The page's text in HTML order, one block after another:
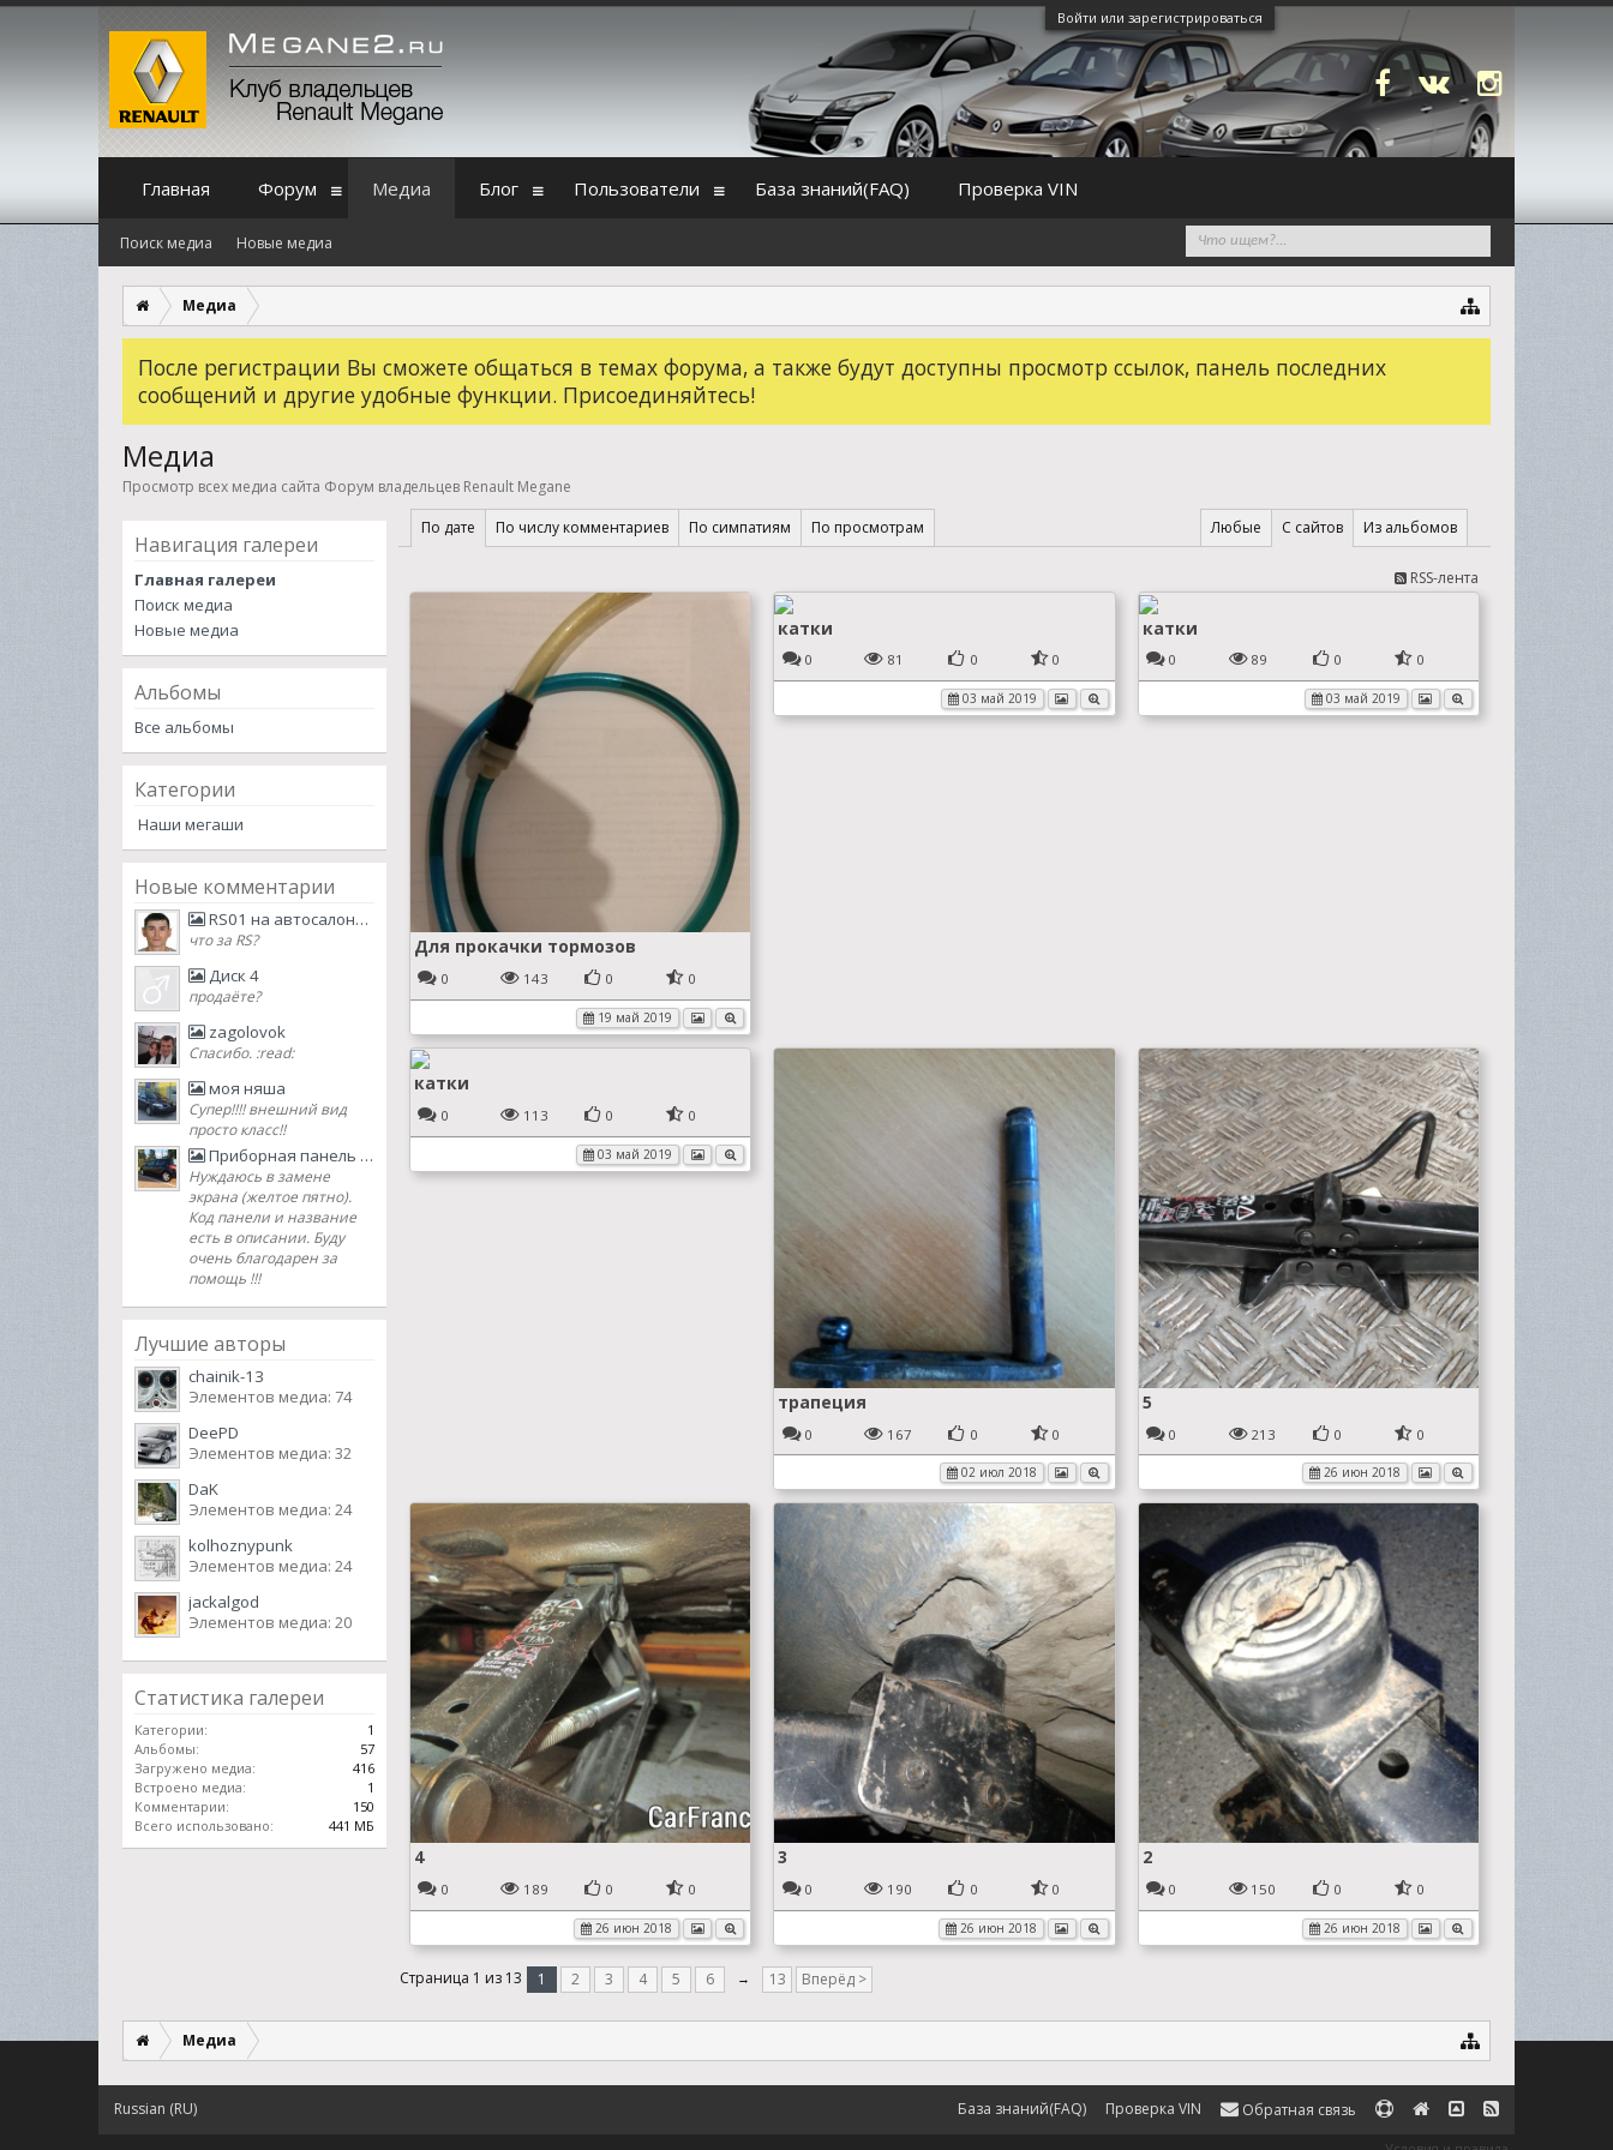
Войти или зарегистрироваться
Медиа
После регистрации Вы сможете общаться в темах форума, а также будут доступны просмотр ссылок, панель последних
сообщений и другие удобные функции. Присоединяйтесь!
Медиа
Просмотр всех медиа сайта Форум владельцев Renault Megane
По дате
По числу комментариев По симпатиям По просмотрам Любые С сайтов Из альбомов
RSS-лента
Для прокачки тормозов
0 143 0 0
19 май 2019
катки
0 81 0 0
03 май 2019
катки
0 89 0 0
03 май 2019
катки
0 113 0 0
03 май 2019
трапеция
0 167 0 0
02 июл 2018
5
0 213 0 0
26 июн 2018
4
0 189 0 0
26 июн 2018
3
0 190 0 0
26 июн 2018
2
0 150 0 0
26 июн 2018
Страница 1 из 13 1 2 3 4 5 6 → 13 Вперёд >
Навигация галереи
Главная галереи
Поиск медиа
Новые медиа
Альбомы
Все альбомы
Категории
Наши мегаши
Новые комментарии
RS01 на автосалоне в Москве
что за RS?
Диск 4
продаёте?
zagolovok
Спасибо. :read:
моя няша
Супер!!!! внешний вид
просто класс!!
Приборная панель High series Renault Megane II ph. 2 2007 lifting
Нуждаюсь в замене
экрана (желтое пятно).
Код панели и название
есть в описании. Буду
очень благодарен за
помощь !!!
Лучшие авторы
chainik-13
Элементов медиа: 74
DeePD
Элементов медиа: 32
DaK
Элементов медиа: 24
kolhoznypunk
Элементов медиа: 24
jackalgod
Элементов медиа: 20
Статистика галереи
Категории:
1
Альбомы:
57
Загружено медиа:
416
Встроено медиа:
1
Комментарии:
150
Всего использовано:
441 МБ
Медиа
Главная Форум Медиа
Поиск медиа Новые медиа
Блог Пользователи База знаний(FAQ) Проверка VIN
Russian (RU) База знаний(FAQ) Проверка VIN Обратная связь